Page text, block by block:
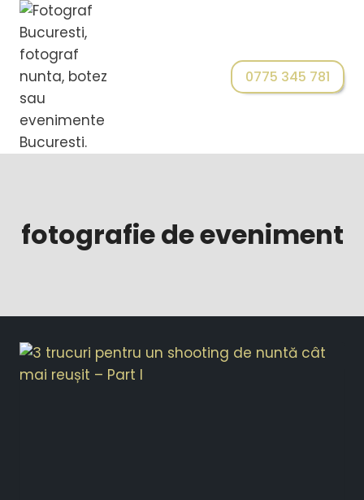
0775 345 781
fotografie de eveniment